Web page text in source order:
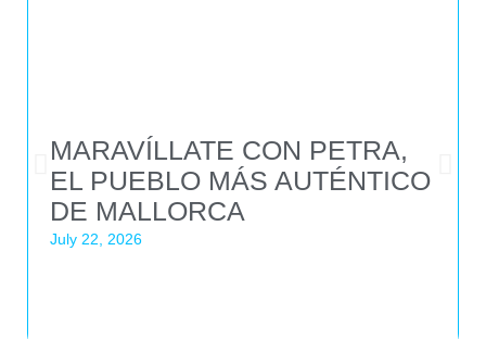
MARAVÍLLATE CON PETRA,
EL PUEBLO MÁS AUTÉNTICO
DE MALLORCA
July 22, 2026